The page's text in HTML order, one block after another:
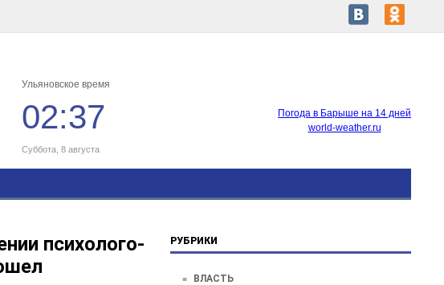
Ульяновское время
02:37
Суббота, 8 августа
Погода в Барыше на 14 дней
world-weather.ru
психолого-
РУБРИКИ
ВЛАСТЬ